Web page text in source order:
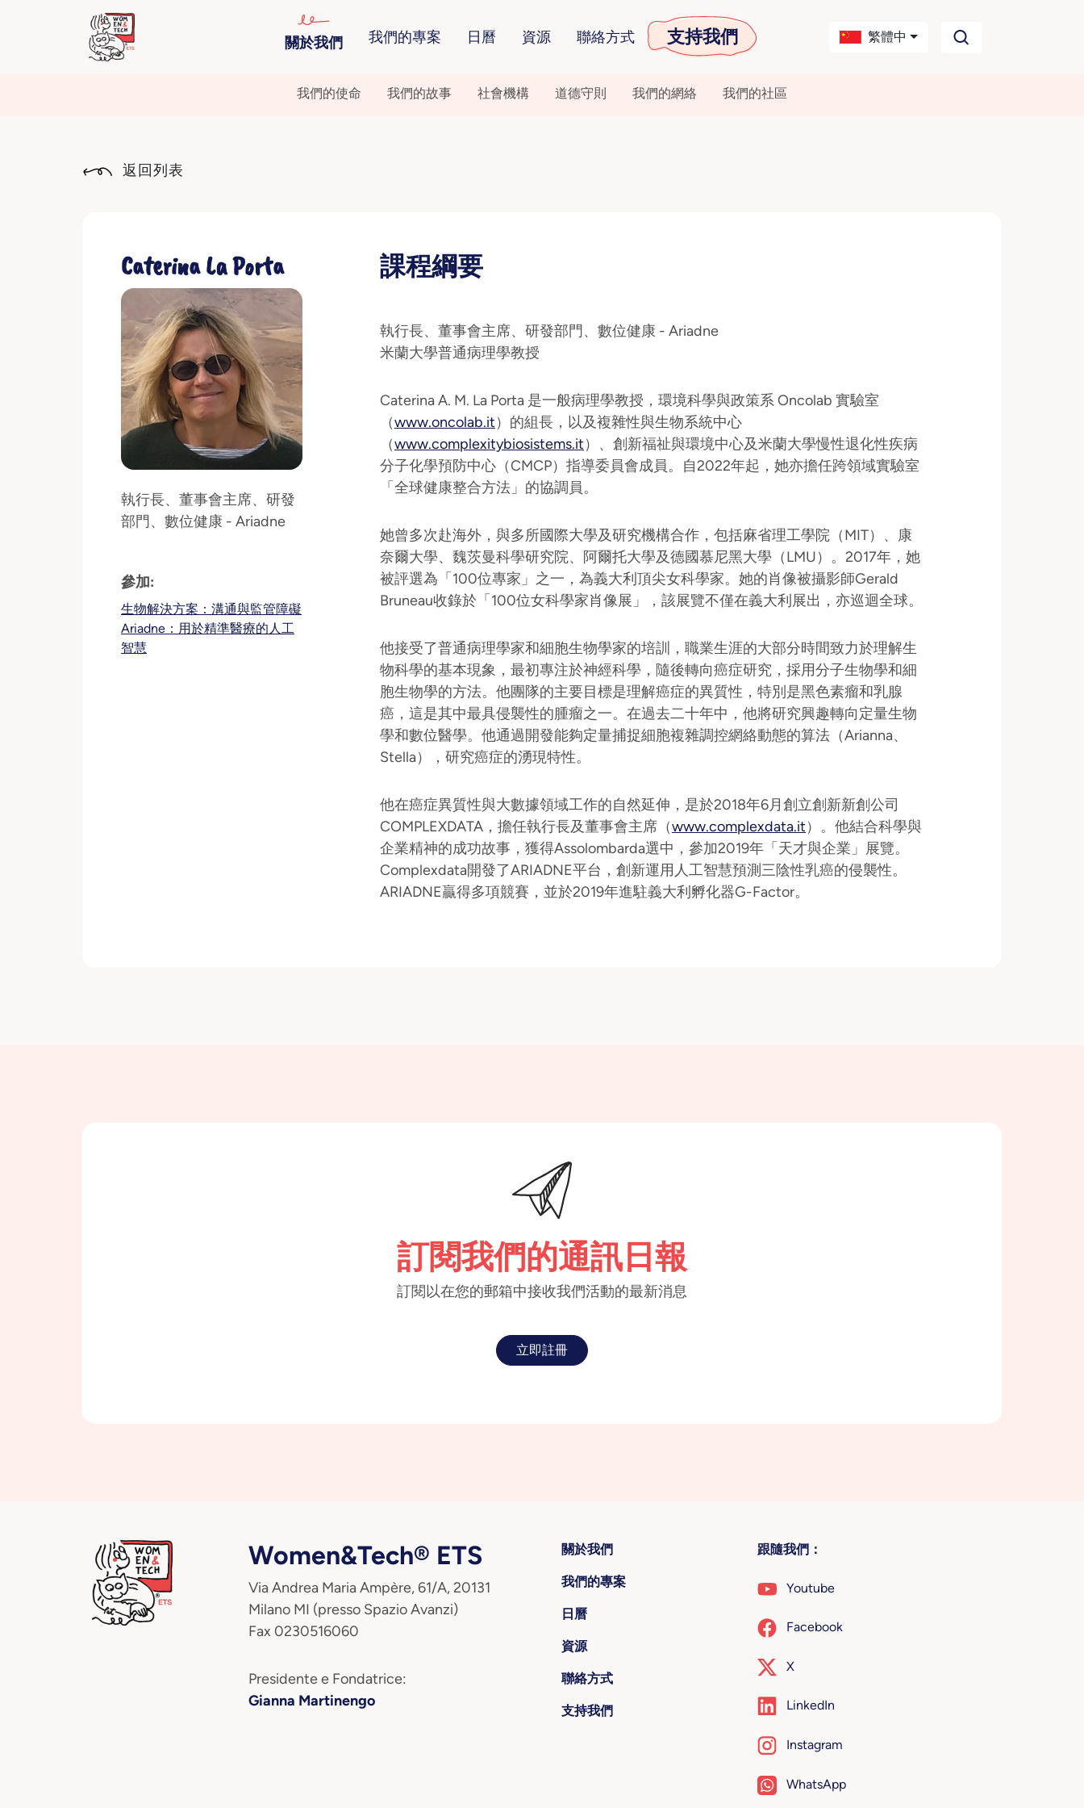
關於我們 我們的專案 日曆 資源 聯絡方式 支持我們 繁體中
我們的使命 我們的故事 社會機構 道德守則 我們的網絡 我們的社區
返回列表
Caterina La Porta
執行長、董事會主席、研發
部門、數位健康 - Ariadne
參加:
生物解決方案：溝通與監管障礙
Ariadne：用於精準醫療的人工
智慧
課程綱要
執行長、董事會主席、研發部門、數位健康 - Ariadne
米蘭大學普通病理學教授
Caterina A. M. La Porta 是一般病理學教授，環境科學與政策系 Oncolab 實驗室
（www.oncolab.it）的組長，以及複雜性與生物系統中心
（www.complexitybiosistems.it）、創新福祉與環境中心及米蘭大學慢性退化性疾病
分子化學預防中心（CMCP）指導委員會成員。自2022年起，她亦擔任跨領域實驗室
「全球健康整合方法」的協調員。
她曾多次赴海外，與多所國際大學及研究機構合作，包括麻省理工學院（MIT）、康
奈爾大學、魏茨曼科學研究院、阿爾托大學及德國慕尼黑大學（LMU）。2017年，她
被評選為「100位專家」之一，為義大利頂尖女科學家。她的肖像被攝影師Gerald
Bruneau收錄於「100位女科學家肖像展」，該展覽不僅在義大利展出，亦巡迴全球。
他接受了普通病理學家和細胞生物學家的培訓，職業生涯的大部分時間致力於理解生
物科學的基本現象，最初專注於神經科學，隨後轉向癌症研究，採用分子生物學和細
胞生物學的方法。他團隊的主要目標是理解癌症的異質性，特別是黑色素瘤和乳腺
癌，這是其中最具侵襲性的腫瘤之一。在過去二十年中，他將研究興趣轉向定量生物
學和數位醫學。他通過開發能夠定量捕捉細胞複雜調控網絡動態的算法（Arianna、
Stella），研究癌症的湧現特性。
他在癌症異質性與大數據領域工作的自然延伸，是於2018年6月創立創新新創公司
COMPLEXDATA，擔任執行長及董事會主席（www.complexdata.it）。他結合科學與
企業精神的成功故事，獲得Assolombarda選中，參加2019年「天才與企業」展覽。
Complexdata開發了ARIADNE平台，創新運用人工智慧預測三陰性乳癌的侵襲性。
ARIADNE贏得多項競賽，並於2019年進駐義大利孵化器G-Factor。
訂閱我們的通訊日報
訂閱以在您的郵箱中接收我們活動的最新消息
立即註冊
Women&Tech® ETS
Via Andrea Maria Ampère, 61/A, 20131
Milano MI (presso Spazio Avanzi)
Fax 0230516060
Presidente e Fondatrice:
Gianna Martinengo
關於我們
我們的專案
日曆
資源
聯絡方式
支持我們
跟隨我們：
Youtube
Facebook
X
LinkedIn
Instagram
WhatsApp